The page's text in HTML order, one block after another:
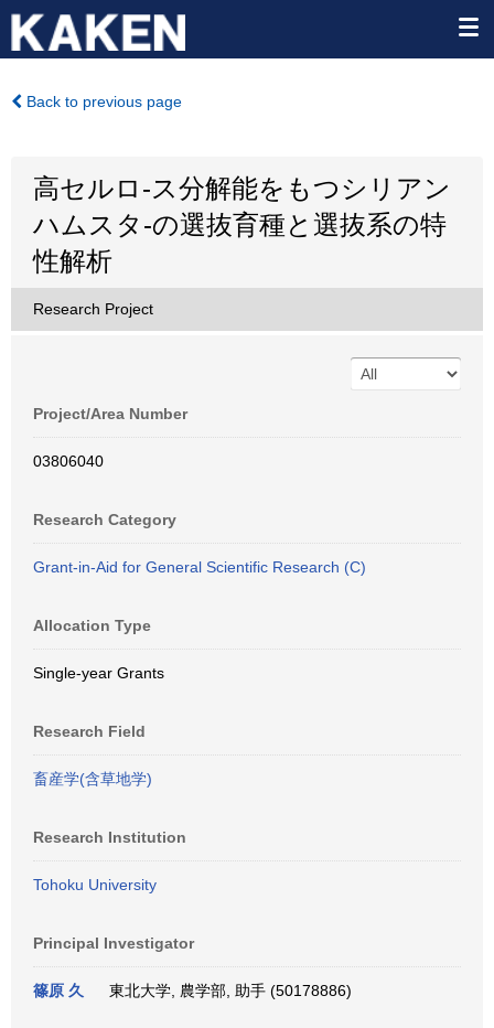
Back to previous page
高セルロ-ス分解能をもつシリアン
ハムスタ-の選抜育種と選抜系の特
性解析
Research Project
Project/Area Number
03806040
Research Category
Grant-in-Aid for General Scientific Research (C)
Allocation Type
Single-year Grants
Research Field
畜産学(含草地学)
Research Institution
Tohoku University
Principal Investigator
篠原 久 東北大学, 農学部, 助手 (50178886)